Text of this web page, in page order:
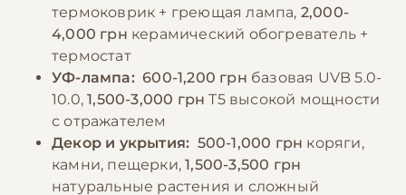
термоковрик + греющая лампа, 2,000-
4,000 грн керамический обогреватель +
термостат
УФ-лампа: 600-1,200 грн базовая UVB 5.0-
10.0,1,500-3,000 грн T5 высокой мощности
с отражателем
Декор и укрытия: 500-1,000 грн коряги,
камни, пещерки,1,500-3,500 грн
натуральные растения и сложный